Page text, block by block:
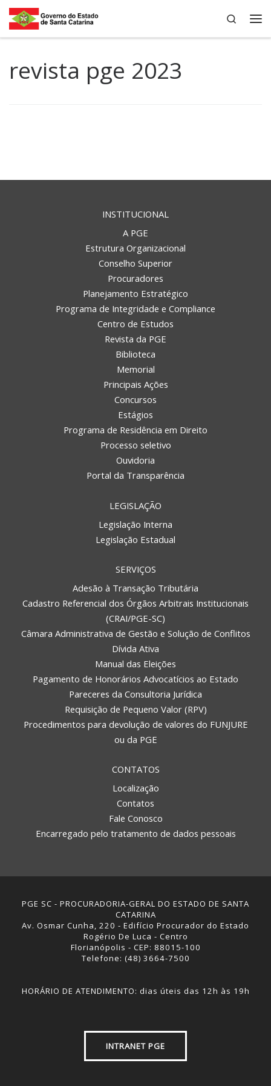
Skip to content
Search
revista pge 2023
INSTITUCIONAL
A PGE
Estrutura Organizacional
Conselho Superior
Procuradores
Planejamento Estratégico
Programa de Integridade e Compliance
Centro de Estudos
Revista da PGE
Biblioteca
Memorial
Principais Ações
Concursos
Estágios
Programa de Residência em Direito
Processo seletivo
Ouvidoria
Portal da Transparência
LEGISLAÇÃO
Legislação Interna
Legislação Estadual
SERVIÇOS
Adesão à Transação Tributária
Cadastro Referencial dos Órgãos Arbitrais Institucionais
(CRAI/PGE-SC)
Câmara Administrativa de Gestão e Solução de Conflitos
Dívida Ativa
Manual das Eleições
Pagamento de Honorários Advocatícios ao Estado
Pareceres da Consultoria Jurídica
Requisição de Pequeno Valor (RPV)
Procedimentos para devolução de valores do FUNJURE
ou da PGE
CONTATOS
Localização
Contatos
Fale Conosco
Encarregado pelo tratamento de dados pessoais
PGE SC - PROCURADORIA-GERAL DO ESTADO DE SANTA
CATARINA
Av. Osmar Cunha, 220 - Edifício Procurador do Estado
Rogério De Luca - Centro
Florianópolis - CEP: 88015-100
Telefone: (48) 3664-7500
HORÁRIO DE ATENDIMENTO: dias úteis das 12h às 19h
INTRANET PGE